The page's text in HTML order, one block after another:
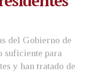
del Gobierno de
suficiente para
y han tratado de